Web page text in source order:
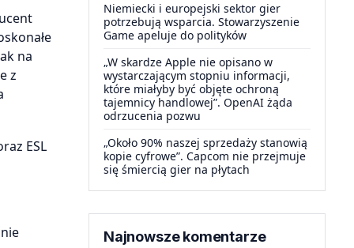
na
z
ESL
Niemiecki i europejski sektor gier
potrzebują wsparcia. Stowarzyszenie
Game apeluje do polityków
„W skardze Apple nie opisano w
wystarczającym stopniu informacji,
które miałyby być objęte ochroną
tajemnicy handlowej”. OpenAI żąda
odrzucenia pozwu
„Około 90% naszej sprzedaży stanowią
kopie cyfrowe”. Capcom nie przejmuje
się śmiercią gier na płytach
Najnowsze komentarze